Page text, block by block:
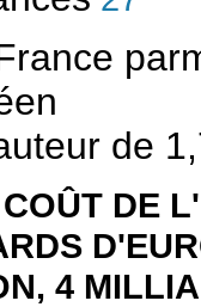
de
DE
4